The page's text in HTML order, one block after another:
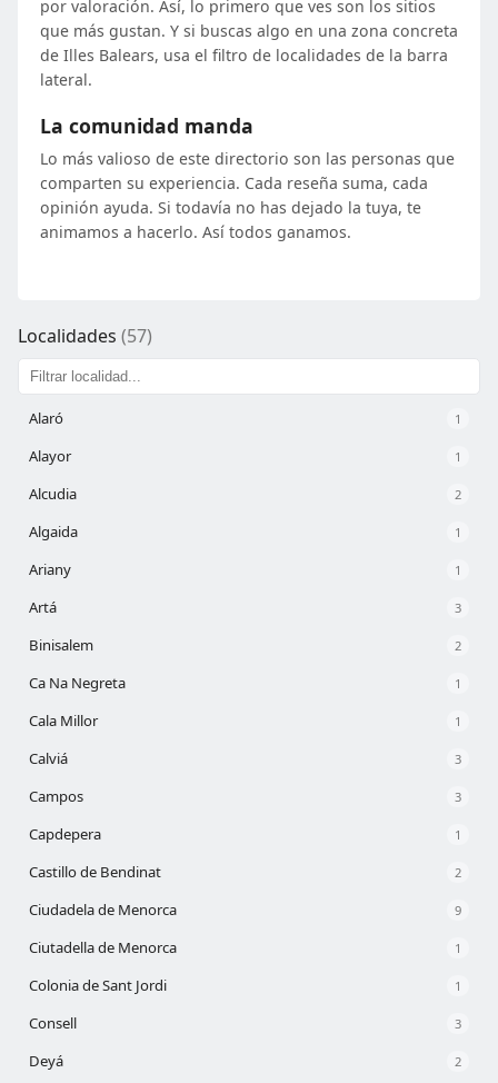
por valoración. Así, lo primero que ves son los sitios
que más gustan. Y si buscas algo en una zona concreta
de Illes Balears, usa el filtro de localidades de la barra
lateral.
La comunidad manda
Lo más valioso de este directorio son las personas que
comparten su experiencia. Cada reseña suma, cada
opinión ayuda. Si todavía no has dejado la tuya, te
animamos a hacerlo. Así todos ganamos.
Localidades (57)
Alaró 1
Alayor 1
Alcudia 2
Algaida 1
Ariany 1
Artá 3
Binisalem 2
Ca Na Negreta 1
Cala Millor 1
Calviá 3
Campos 3
Capdepera 1
Castillo de Bendinat 2
Ciudadela de Menorca 9
Ciutadella de Menorca 1
Colonia de Sant Jordi 1
Consell 3
Deyá 2